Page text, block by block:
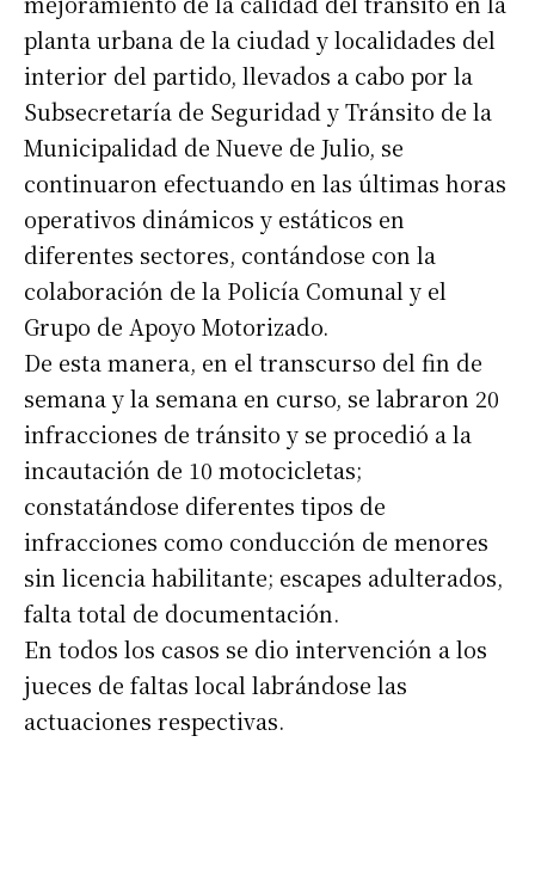
planta urbana de la ciudad y localidades del
interior del partido, llevados a cabo por la
Subsecretaría de Seguridad y Tránsito de la
Municipalidad de Nueve de Julio, se
continuaron efectuando en las últimas horas
operativos dinámicos y estáticos en
diferentes sectores, contándose con la
colaboración de la Policía Comunal y el
Grupo de Apoyo Motorizado.
De esta manera, en el transcurso del fin de
semana y la semana en curso, se labraron 20
infracciones de tránsito y se procedió a la
incautación de 10 motocicletas;
constatándose diferentes tipos de
infracciones como conducción de menores
sin licencia habilitante; escapes adulterados,
falta total de documentación.
En todos los casos se dio intervención a los
jueces de faltas local labrándose las
actuaciones respectivas.